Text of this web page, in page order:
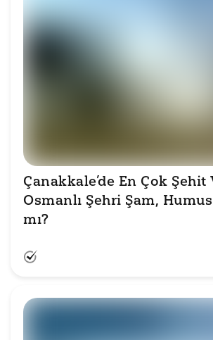
Çanakkale’de En Çok Şehit
Osmanlı Şehri Şam,
mı?